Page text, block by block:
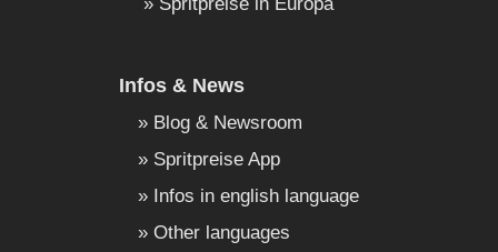
Infos & News
Blog & Newsroom
Spritpreise App
Infos in english language
Other languages